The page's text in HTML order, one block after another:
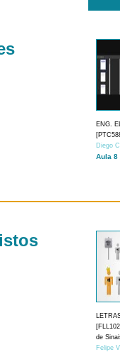
ENG.
Diego
Aula 8
de
Felipe